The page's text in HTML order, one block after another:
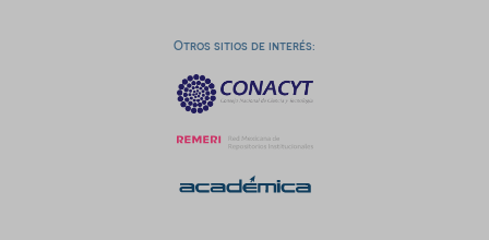
Otros sitios de interés: